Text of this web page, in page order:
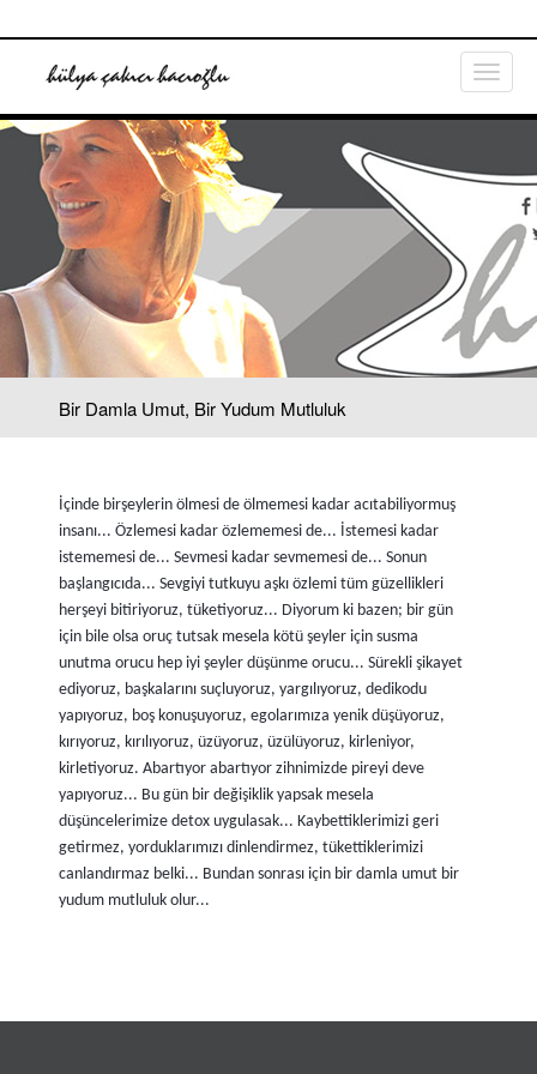
Bir Damla Umut, Bir Yudum Mutluluk
İçinde birşeylerin ölmesi de ölmemesi kadar acıtabiliyormuş
insanı... Özlemesi kadar özlememesi de... İstemesi kadar
istememesi de... Sevmesi kadar sevmemesi de... Sonun
başlangıcıda... Sevgiyi tutkuyu aşkı özlemi tüm güzellikleri
herşeyi bitiriyoruz, tüketiyoruz... Diyorum ki bazen; bir gün
için bile olsa oruç tutsak mesela kötü şeyler için susma
unutma orucu hep iyi şeyler düşünme orucu... Sürekli şikayet
ediyoruz, başkalarını suçluyoruz, yargılıyoruz, dedikodu
yapıyoruz, boş konuşuyoruz, egolarımıza yenik düşüyoruz,
kırıyoruz, kırılıyoruz, üzüyoruz, üzülüyoruz, kirleniyor,
kirletiyoruz. Abartıyor abartıyor zihnimizde pireyi deve
yapıyoruz... Bu gün bir değişiklik yapsak mesela
düşüncelerimize detox uygulasak... Kaybettiklerimizi geri
getirmez, yorduklarımızı dinlendirmez, tükettiklerimizi
canlandırmaz belki... Bundan sonrası için bir damla umut bir
yudum mutluluk olur...